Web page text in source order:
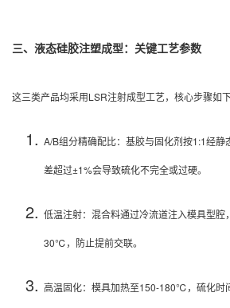
三、液态硅胶注塑成型：关键工艺参数
这三类产品均采用LSR注射成型工艺，核心步骤如下
A/B组分精确配比：基胶与固化剂按1:1经
差超过±1%会导致硫化不完全或过硬。
低温注射：混合料通过冷流道注入模具型腔
30℃，防止提前交联。
高温固化：模具加热至150-180℃，硫化时